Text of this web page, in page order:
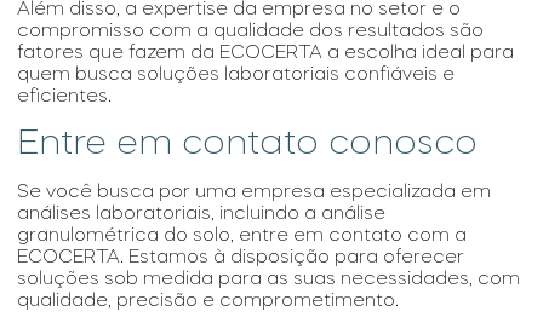
Além disso, a expertise da empresa no setor e o
compromisso com a qualidade dos resultados são
fatores que fazem da ECOCERTA a escolha ideal para
quem busca soluções laboratoriais confiáveis e
eficientes.
Entre em contato conosco
Se você busca por uma empresa especializada em
análises laboratoriais, incluindo a análise
granulométrica do solo, entre em contato com a
ECOCERTA. Estamos à disposição para oferecer
soluções sob medida para as suas necessidades, com
qualidade, precisão e comprometimento.